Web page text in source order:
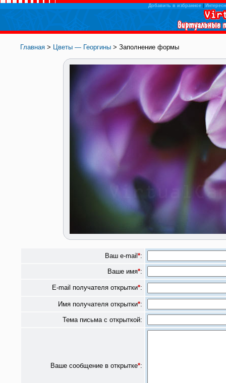
Добавить в избранное|
Главная > Цветы — Георгины > Заполнение формы
Ваш e-mail *:
Ваше имя*:
E-mail получателя открытки*:
Имя получателя открытки*:
Тема письма с открыткой:
Ваше сообщение в открытке*: